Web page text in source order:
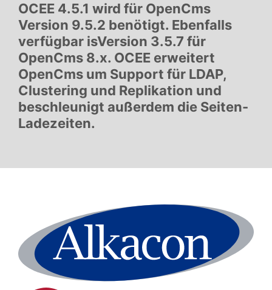
OCEE 4.5.1 wird für OpenCms
Version 9.5.2 benötigt. Ebenfalls
verfügbar isVersion 3.5.7 für
OpenCms 8.x. OCEE erweitert
OpenCms um Support für LDAP,
Clustering und Replikation und
beschleunigt außerdem die Seiten-
Ladezeiten.